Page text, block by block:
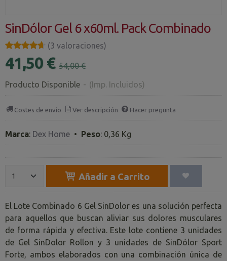
SinDólor Gel 6 x60ml. Pack Combinado
★★★★★
★★★★★ (3 valoraciones)
41,50 € 54,00 €
Producto Disponible - (Imp. Incluidos)
Costes de envío Ver descripción Hacer pregunta
Marca: Dex Home • Peso: 0,36 Kg
Añadir a Carrito
El Lote Combinado 6 Gel SinDolor es una solución perfecta
para aquellos que buscan aliviar sus dolores musculares
de forma rápida y efectiva. Este lote contiene 3 unidades
de Gel SinDolor Rollon y 3 unidades de SinDólor Sport
Forte, ambos elaborados con una combinación única de